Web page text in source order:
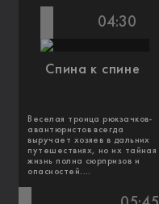
04:30
Спина к спине
Веселая троица рюкзачков-
авантюристов всегда
выручает хозяев в дальних
путешествиях, но их тайная
жизнь полна сюрпризов и
опасностей....